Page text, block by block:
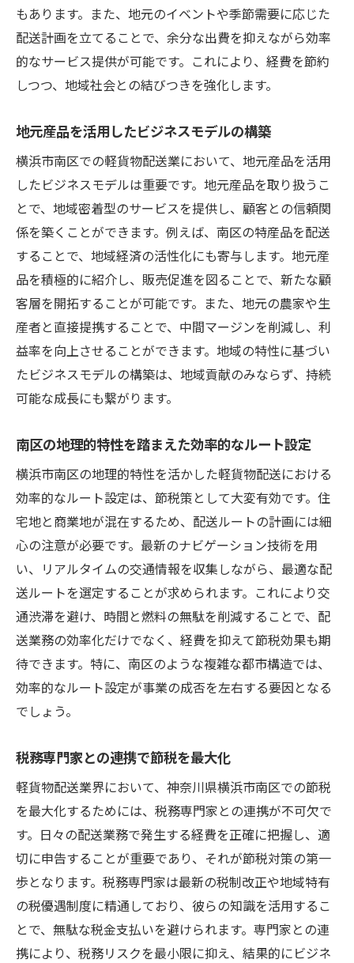
もあります。また、地元のイベントや季節需要に応じた
配送計画を立てることで、余分な出費を抑えながら効率
的なサービス提供が可能です。これにより、経費を節約
しつつ、地域社会との結びつきを強化します。
地元産品を活用したビジネスモデルの構築
横浜市南区での軽貨物配送業において、地元産品を活用
したビジネスモデルは重要です。地元産品を取り扱うこ
とで、地域密着型のサービスを提供し、顧客との信頼関
係を築くことができます。例えば、南区の特産品を配送
することで、地域経済の活性化にも寄与します。地元産
品を積極的に紹介し、販売促進を図ることで、新たな顧
客層を開拓することが可能です。また、地元の農家や生
産者と直接提携することで、中間マージンを削減し、利
益率を向上させることができます。地域の特性に基づい
たビジネスモデルの構築は、地域貢献のみならず、持続
可能な成長にも繋がります。
南区の地理的特性を踏まえた効率的なルート設定
横浜市南区の地理的特性を活かした軽貨物配送における
効率的なルート設定は、節税策として大変有効です。住
宅地と商業地が混在するため、配送ルートの計画には細
心の注意が必要です。最新のナビゲーション技術を用
い、リアルタイムの交通情報を収集しながら、最適な配
送ルートを選定することが求められます。これにより交
通渋滞を避け、時間と燃料の無駄を削減することで、配
送業務の効率化だけでなく、経費を抑えて節税効果も期
待できます。特に、南区のような複雑な都市構造では、
効率的なルート設定が事業の成否を左右する要因となる
でしょう。
税務専門家との連携で節税を最大化
軽貨物配送業界において、神奈川県横浜市南区での節税
を最大化するためには、税務専門家との連携が不可欠で
す。日々の配送業務で発生する経費を正確に把握し、適
切に申告することが重要であり、それが節税対策の第一
歩となります。税務専門家は最新の税制改正や地域特有
の税優遇制度に精通しており、彼らの知識を活用するこ
とで、無駄な税金支払いを避けられます。専門家との連
携により、税務リスクを最小限に抑え、結果的にビジネ